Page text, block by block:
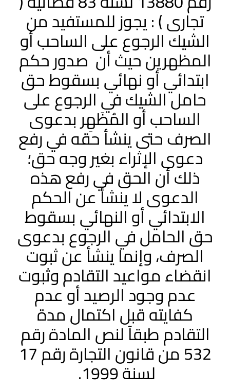
تجارى ) : يجوز للمستفيد من
الشيك الرجوع على الساحب أو
المظهرين حيث أن صدور حكم
ابتدائي أو نهائي بسقوط حق
حامل الشيك في الرجوع على
الساحب أو المُظَهِر بدعوى
الصرف حتى ينشأ حقه في رفع
دعوى الإثراء بغير وجه حق؛
ذلك أن الحق في رفع هذه
الدعوى لا ينشأ عن الحكم
الابتدائي أو النهائي بسقوط
حق الحامل في الرجوع بدعوى
الصرف، وإنما ينشأ عن ثبوت
انقضاء مواعيد التقادم وثبوت
عدم وجود الرصيد أو عدم
كفايته قبل اكتمال مدة
التقادم طبقآ لنص المادة رقم
532 من قانون التجارة رقم 17
لسنة 1999.